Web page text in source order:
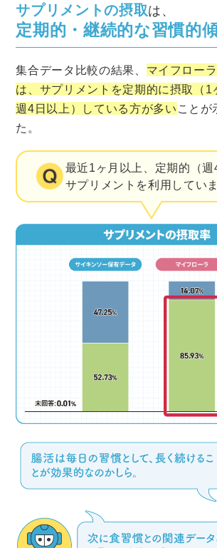
サプリメントの摂取は、
定期的・継続的な習慣的
集合データ比較の結果、 マイフロー
は、サプリメントを定期的に摂取（1
週4日以上）している方が多い ことが
た。
最近1ヶ月以上、定期的（週
サプリメントを利用してい